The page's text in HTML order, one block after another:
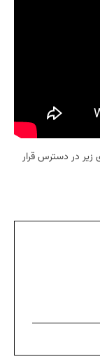
زیر در دسترس قرار